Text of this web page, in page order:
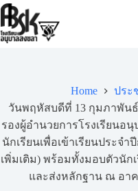
Home
ประ
วันพฤหัสบดีที่ 13 กุมภาพัน
รองผู้อำนวยการโรงเรียนอ
นักเรียนเพื่อเข้าเรียนประจ
เพิ่มเติม) พร้อมทั้งมอบตัวนัก
และส่งหลักฐาน ณ อา